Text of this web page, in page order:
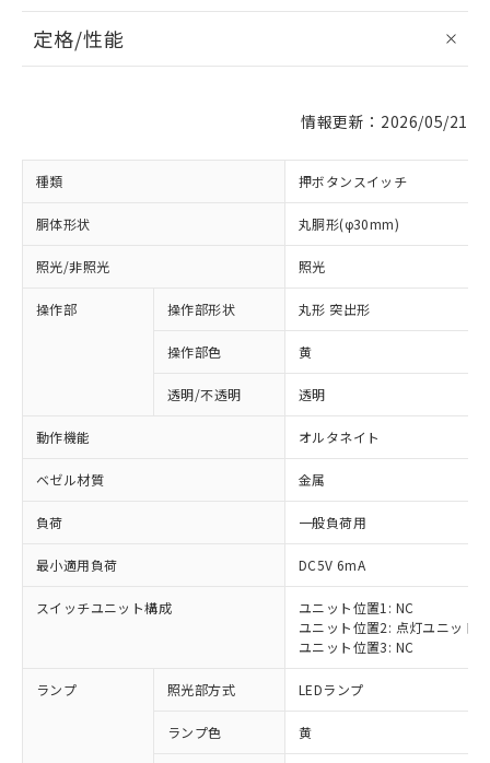
定格/性能
情報更新：2026/05/21
種類 押ボタンスイッチ
胴体形状 丸胴形(φ30mm)
照光/非照光 照光
操作部 操作部形状 丸形 突出形
操作部色 黄
透明/不透明 透明
動作機能 オルタネイト
ベゼル材質 金属
負荷 一般負荷用
最小適用負荷 DC5V 6mA
スイッチユニット構成
ユニット位置1: NC
ユニット位置2: 点灯ユニット
ユニット位置3: NC
ランプ 照光部方式 LEDランプ
ランプ色 黄